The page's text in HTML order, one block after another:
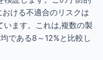
ける不適合のリスクは
います。これは,複数の製
である8～12%と比較し